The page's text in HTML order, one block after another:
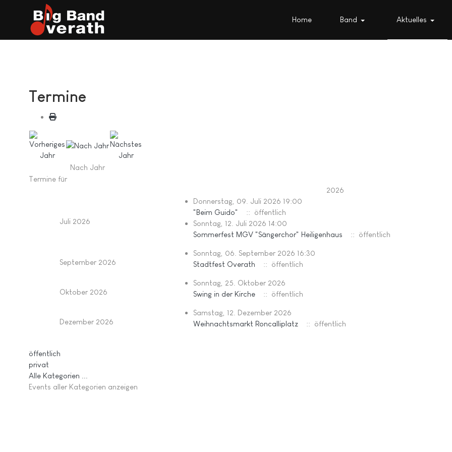
Home Band Aktuelles
Termine
Nach Jahr
Termine für
2026
Juli 2026
Donnerstag, 09. Juli 2026 19:00
"Beim Guido"
:: öffentlich
Sonntag, 12. Juli 2026 14:00
Sommerfest MGV "Sängerchor" Heiligenhaus
:: öffentlich
September 2026
Sonntag, 06. September 2026 16:30
Stadtfest Overath
:: öffentlich
Oktober 2026
Sonntag, 25. Oktober 2026
Swing in der Kirche
:: öffentlich
Dezember 2026
Samstag, 12. Dezember 2026
Weihnachtsmarkt Roncalliplatz
:: öffentlich
Limite der Paginierungsliste
öffentlich
privat
Alle Kategorien ...
Events aller Kategorien anzeigen